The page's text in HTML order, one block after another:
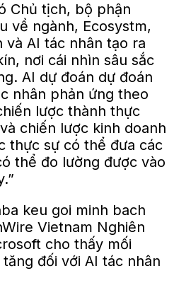
Chủ tịch, bộ phận
về ngành, Ecosystm,
và AI tác nhân tạo ra
nơi cái nhìn sâu sắc
AI dự đoán dự đoán
nhân phản ứng theo
lược thành thực
chiến lược kinh doanh
thực sự có thể đưa các
thể đo lường được vào